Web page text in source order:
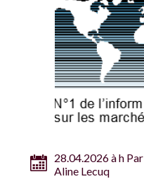
28.04.2026 à h Par
Aline Lecuq